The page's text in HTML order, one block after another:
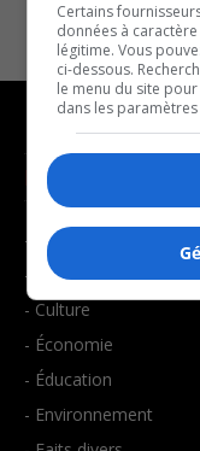
NOUVELLES
- Affaires municipales
- Communauté /
- Culture
- Économie
- Éducation
- Environnement
Certains
données à
légitime. Vous
ci-dessous.
le menu du site
dans les